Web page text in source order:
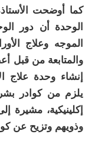
كما أوضحت
الوحدة أن دور
الموجه وعلاج
والمتابعة من قبل
إنشاء وحدة علاج
يلزم من كوادر
إكلينيكية،
وذويهم وتزيح عن